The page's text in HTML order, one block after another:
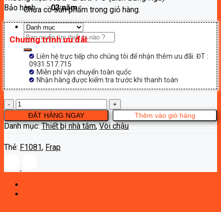
Chưa có sản phẩm trong giỏ hàng.
Tìm
kiếm:
1,210,000₫.
Bảo hành :03 năm
Chương trình ưu đãi:
Liên hệ trực tiếp cho chúng tôi để nhận thêm ưu đãi. ĐT :
0931.517.715
Miễn phí vận chuyển toàn quốc
Nhận hàng được kiểm tra trước khi thanh toán
Vòi
chậu
Frap
F1081
lượng
Thêm vào giỏ hàng
ĐẶT HÀNG NGAY
Danh mục:Thiết bị nhà tắm,Vòi chậu
Thẻ: F1081, Frap